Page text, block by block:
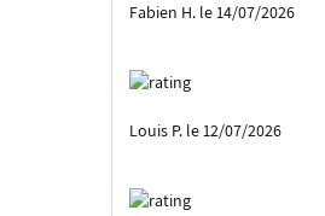
Fabien H. le 14/07/2026
Louis P. le 12/07/2026